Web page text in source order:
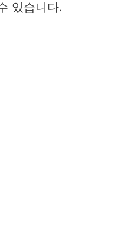
있습니다.